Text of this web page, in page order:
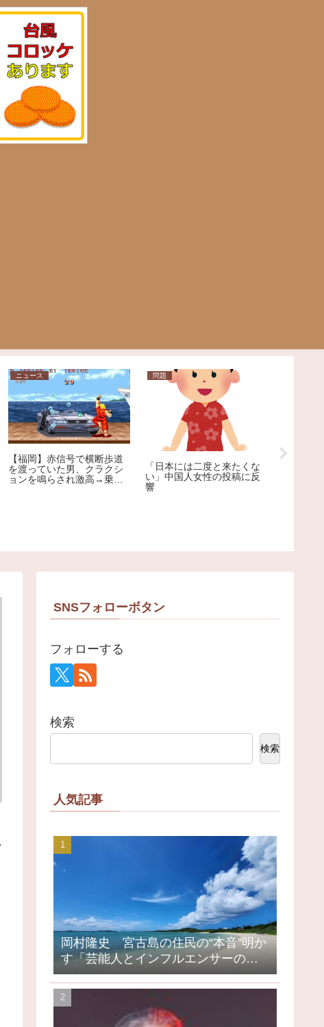
ニュース
【福岡】赤信号で横断歩道
を渡っていた男、クラクシ
ョンを鳴らされ激高→乗用
問題
「日本には二度と来たくな
い」中国人女性の投稿に反
響
【画像】
SNSフォローボタン
フォローする
検索
検索
人気記事
岡村隆史 宮古島の住民の“本音”明か
す「芸能人とインフルエンサーの島
になってしまったって」